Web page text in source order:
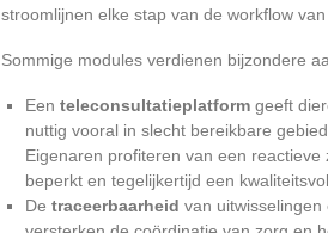
stroomlijnen elke stap van de workflow van
Sommige modules verdienen bijzondere
Een teleconsultatieplatform geeft
nuttig vooral in slecht bereikbare
Eigenaren profiteren van een
beperkt en tegelijkertijd een
De traceerbaarheid van